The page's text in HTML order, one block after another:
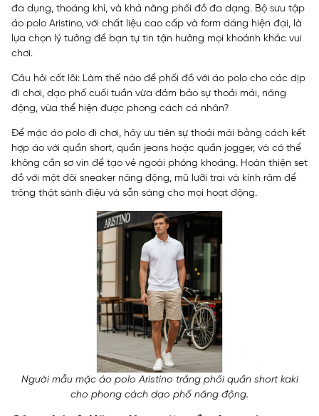
đa dụng, thoáng khí, và khả năng phối đồ đa dạng. Bộ sưu tập
áo polo Aristino, với chất liệu cao cấp và form dáng hiện đại, là
lựa chọn lý tưởng để bạn tự tin tận hưởng mọi khoảnh khắc vui
chơi.
Câu hỏi cốt lõi: Làm thế nào để phối đồ với áo polo cho các dịp
đi chơi, dạo phố cuối tuần vừa đảm bảo sự thoải mái, năng
động, vừa thể hiện được phong cách cá nhân?
Để mặc áo polo đi chơi, hãy ưu tiên sự thoải mái bằng cách kết
hợp áo với quần short, quần jeans hoặc quần jogger, và có thể
không cần sơ vin để tạo vẻ ngoài phóng khoáng. Hoàn thiện set
đồ với một đôi sneaker năng động, mũ lưỡi trai và kính râm để
trông thật sành điệu và sẵn sàng cho mọi hoạt động.
Người mẫu mặc áo polo Aristino trắng phối quần short kaki
cho phong cách dạo phố năng động.